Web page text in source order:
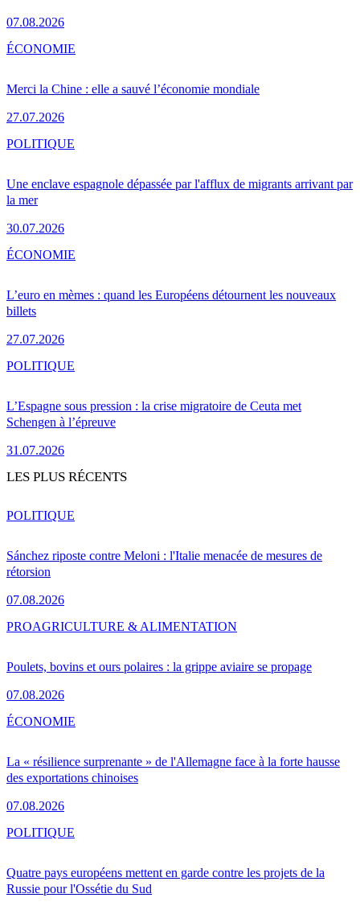
07.08.2026
Merci la Chine : elle a sauvé l’économie mondiale
27.07.2026
ÉCONOMIE
Une enclave espagnole dépassée par l'afflux de migrants arrivant par
la mer
30.07.2026
POLITIQUE
L’euro en mèmes : quand les Européens détournent les nouveaux
billets
27.07.2026
ÉCONOMIE
L’Espagne sous pression : la crise migratoire de Ceuta met
Schengen à l’épreuve
31.07.2026
POLITIQUE
LES PLUS RÉCENTS
Sánchez riposte contre Meloni : l'Italie menacée de mesures de
rétorsion
07.08.2026
POLITIQUE
Poulets, bovins et ours polaires : la grippe aviaire se propage
07.08.2026
PROAGRICULTURE & ALIMENTATION
La « résilience surprenante » de l'Allemagne face à la forte hausse
des exportations chinoises
07.08.2026
ÉCONOMIE
Quatre pays européens mettent en garde contre les projets de la
Russie pour l'Ossétie du Sud
POLITIQUE